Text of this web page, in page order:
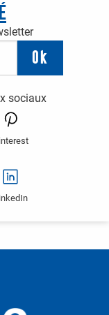
sociaux